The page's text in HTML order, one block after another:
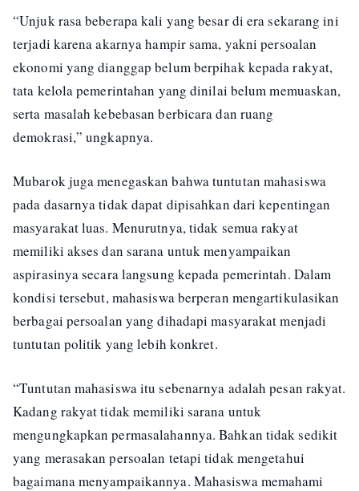
“Unjuk rasa beberapa kali yang besar di era sekarang ini
terjadi karena akarnya hampir sama, yakni persoalan
ekonomi yang dianggap belum berpihak kepada rakyat,
tata kelola pemerintahan yang dinilai belum memuaskan,
serta masalah kebebasan berbicara dan ruang
demokrasi,” ungkapnya.
Mubarok juga menegaskan bahwa tuntutan mahasiswa
pada dasarnya tidak dapat dipisahkan dari kepentingan
masyarakat luas. Menurutnya, tidak semua rakyat
memiliki akses dan sarana untuk menyampaikan
aspirasinya secara langsung kepada pemerintah. Dalam
kondisi tersebut, mahasiswa berperan mengartikulasikan
berbagai persoalan yang dihadapi masyarakat menjadi
tuntutan politik yang lebih konkret.
“Tuntutan mahasiswa itu sebenarnya adalah pesan rakyat.
Kadang rakyat tidak memiliki sarana untuk
mengungkapkan permasalahannya. Bahkan tidak sedikit
yang merasakan persoalan tetapi tidak mengetahui
bagaimana menyampaikannya. Mahasiswa memahami